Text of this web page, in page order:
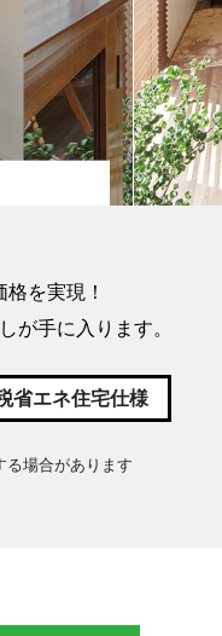
を実現！
が手に入ります。
省エネ住宅仕様
場合があります